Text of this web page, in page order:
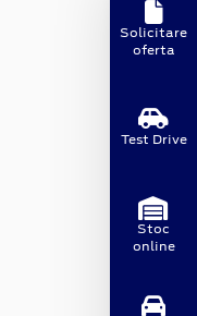
Solicitare
oferta
Test Drive
Stoc
online